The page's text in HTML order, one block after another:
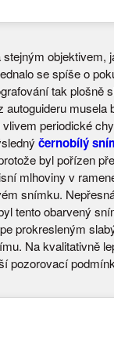
objektivem,
se spíše o
tak plošně
autoguideru
periodické
černobílý
byl pořízen
mlhoviny v
snímku.
tento obarvený
prokresleným
Na kvalitativně
pozorovací